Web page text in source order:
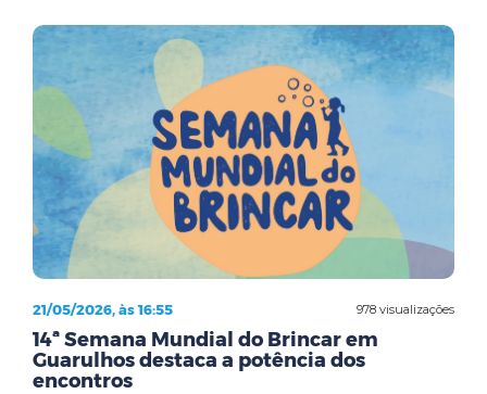
978 visualizações
21/05/2026, às 16:55
14ª Semana Mundial do Brincar em
Guarulhos destaca a potência dos
encontros